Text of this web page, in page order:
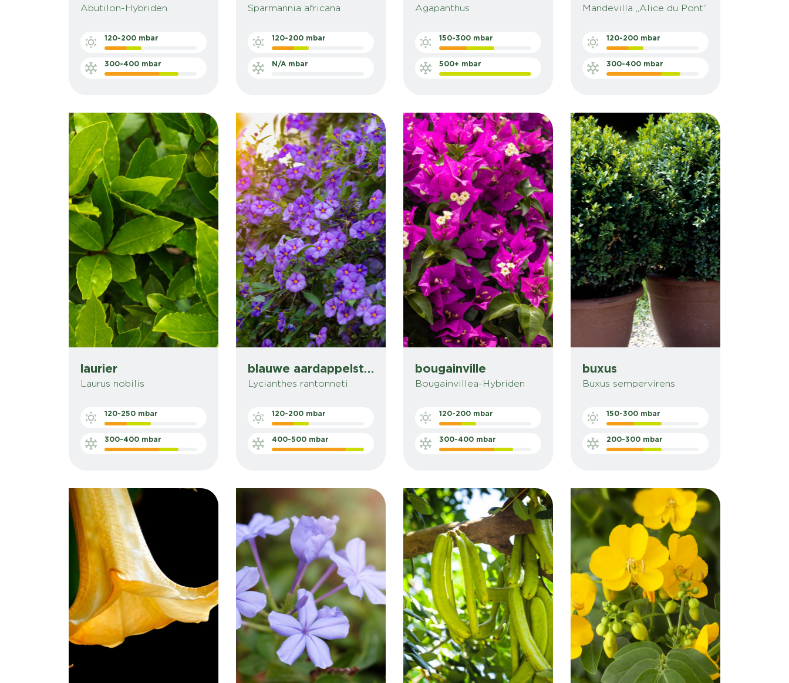
Abutilon-Hybriden
120-200 mbar
300-400 mbar
Sparmannia africana
120-200 mbar
N/A mbar
Agapanthus
150-300 mbar
500+ mbar
Mandevilla „Alice du Pont“
120-200 mbar
300-400 mbar
laurier
Laurus nobilis
120-250 mbar
300-400 mbar
blauwe aardappelstruik
Lycianthes rantonneti
120-200 mbar
400-500 mbar
bougainville
Bougainvillea-Hybriden
120-200 mbar
300-400 mbar
buxus
Buxus sempervirens
150-300 mbar
200-300 mbar